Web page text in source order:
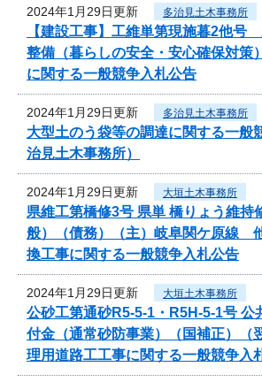
2024年1月29日更新 多治見土木事務所
【建設工事】工維単第現施暮2他
整備（暮らしの安全・安心確保対策
に関する一般競争入札公告
2024年1月29日更新 多治見土木事務所
大型土のう袋等の調達に関する一般
治見土木事務所）
2024年1月29日更新 大垣土木事務所
県維工第橋修3号 県単 橋りょう維持
般）（債務）（主）岐阜関ケ原線
換工事に関する一般競争入札公告
2024年1月29日更新 大垣土木事務所
公砂工第通砂R5-5-1・R5H-5-1号 公
付金（通常砂防事業）（国補正）
理用道路工工事に関する一般競争入